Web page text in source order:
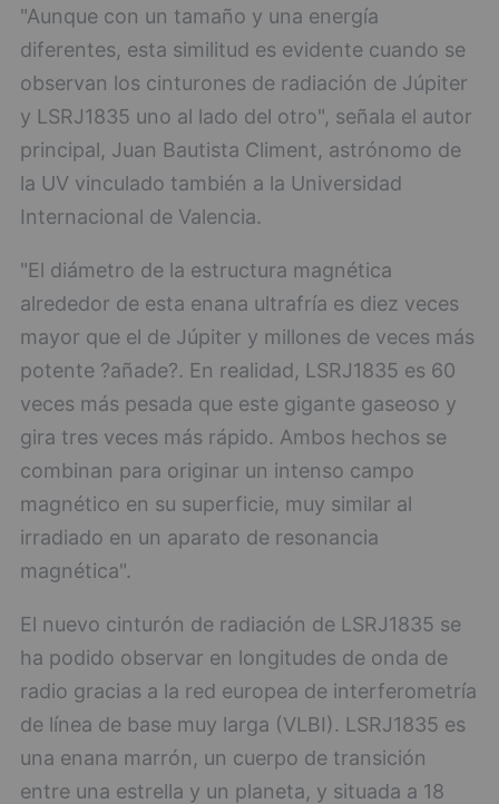
"Aunque con un tamaño y una energía
diferentes, esta similitud es evidente cuando se
observan los cinturones de radiación de Júpiter
y LSRJ1835 uno al lado del otro", señala el autor
principal, Juan Bautista Climent, astrónomo de
la UV vinculado también a la Universidad
Internacional de Valencia.
"El diámetro de la estructura magnética
alrededor de esta enana ultrafría es diez veces
mayor que el de Júpiter y millones de veces más
potente ?añade?. En realidad, LSRJ1835 es 60
veces más pesada que este gigante gaseoso y
gira tres veces más rápido. Ambos hechos se
combinan para originar un intenso campo
magnético en su superficie, muy similar al
irradiado en un aparato de resonancia
magnética".
El nuevo cinturón de radiación de LSRJ1835 se
ha podido observar en longitudes de onda de
radio gracias a la red europea de interferometría
de línea de base muy larga (VLBI). LSRJ1835 es
una enana marrón, un cuerpo de transición
entre una estrella y un planeta, y situada a 18